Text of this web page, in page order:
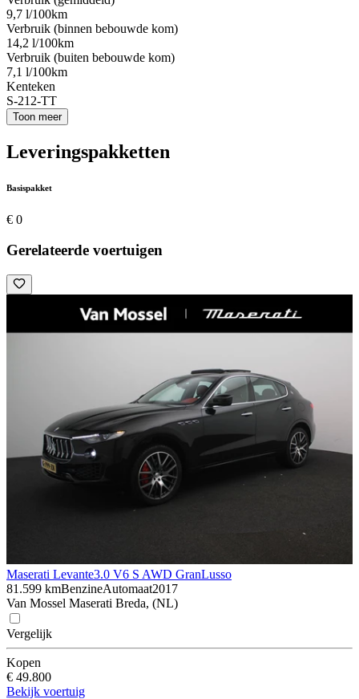
9,7 l/100km
Verbruik (binnen bebouwde kom)
14,2 l/100km
Verbruik (buiten bebouwde kom)
7,1 l/100km
Kenteken
S-212-TT
Toon meer
Leveringspakketten
Basispakket
€ 0
Gerelateerde voertuigen
Maserati Levante3.0 V6 S AWD GranLusso
81.599 kmBenzineAutomaat2017
Van Mossel Maserati Breda, (NL)
Vergelijk
Kopen
€ 49.800
Bekijk voertuig